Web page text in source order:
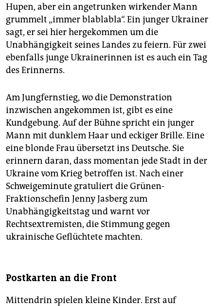
Hupen, aber ein angetrunken wirkender Mann
grummelt „immer blablabla“. Ein junger Ukrainer
sagt, er sei hier hergekommen um die
Unabhängigkeit seines Landes zu feiern. Für zwei
ebenfalls junge Ukrainerinnen ist es auch ein Tag
des Erinnerns.
Am Jungfernstieg, wo die Demonstration
inzwischen angekommen ist, gibt es eine
Kundgebung. Auf der Bühne spricht ein junger
Mann mit dunklem Haar und eckiger Brille. Eine
eine blonde Frau übersetzt ins Deutsche. Sie
erinnern daran, dass momentan jede Stadt in der
Ukraine vom Krieg betroffen ist. Nach einer
Schweigeminute gratuliert die Grünen-
Fraktionschefin Jenny Jasberg zum
Unabhängigkeitstag und warnt vor
Rechtsextremisten, die Stimmung gegen
ukrainische Geflüchtete machten.
Postkarten an die Front
Mittendrin spielen kleine Kinder. Erst auf